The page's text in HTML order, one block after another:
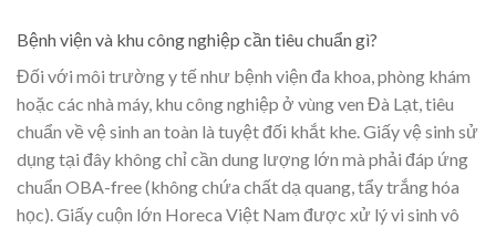
Bệnh viện và khu công nghiệp cần tiêu chuẩn gì?
Đối với môi trường y tế như bệnh viện đa khoa, phòng khám
hoặc các nhà máy, khu công nghiệp ở vùng ven Đà Lạt, tiêu
chuẩn về vệ sinh an toàn là tuyệt đối khắt khe. Giấy vệ sinh sử
dụng tại đây không chỉ cần dung lượng lớn mà phải đáp ứng
chuẩn OBA-free (không chứa chất dạ quang, tẩy trắng hóa
học). Giấy cuộn lớn Horeca Việt Nam được xử lý vi sinh vô